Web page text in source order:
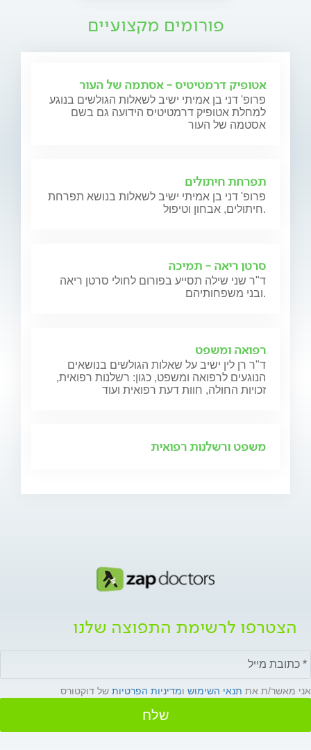
פורומים מקצועיים
אטופיק דרמטיטיס - אסתמה של העור
פרופ' דני בן אמיתי ישיב לשאלות הגולשים בנוגע
למחלת אטופיק דרמטיטיס הידועה גם בשם
אסטמה של העור
תפרחת חיתולים
פרופ' דני בן אמיתי ישיב לשאלות בנושא תפרחת
חיתולים, אבחון וטיפול.
סרטן ריאה - תמיכה
ד"ר שני שילה תסייע בפורום לחולי סרטן ריאה
ובני משפחותיהם.
רפואה ומשפט
ד"ר רן לין ישיב על שאלות הגולשים בנושאים
הנוגעים לרפואה ומשפט, כגון: רשלנות רפואית,
זכויות החולה, חוות דעת רפואית ועוד
משפט ורשלנות רפואית
הצטרפו לרשימת התפוצה שלנו
אני מאשר/ת את תנאי השימוש ומדיניות הפרטיות של דוקטורס
שלח